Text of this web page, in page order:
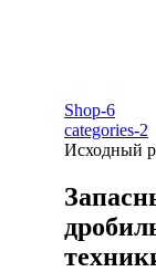
Shop-6
categories-2
Исходный